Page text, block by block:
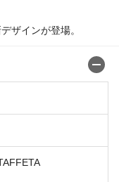
ザインが登場。